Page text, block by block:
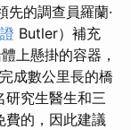
先的調查員羅蘭·
Butler）補充
上懸掛的容器，
成數公里長的橋
研究生醫生和三
費的，因此建議